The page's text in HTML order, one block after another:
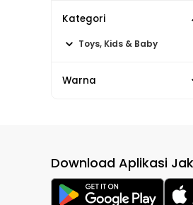
Kategori
Toys, Kids & Baby
Warna
Download Aplikasi